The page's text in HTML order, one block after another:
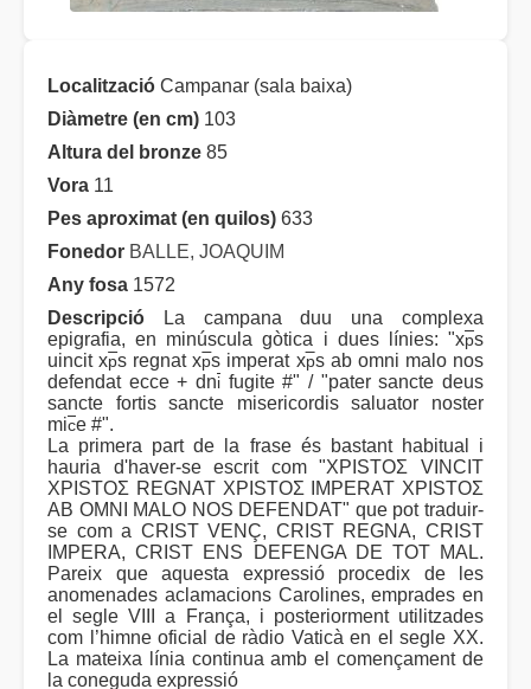
Localització Campanar (sala baixa)
Diàmetre (en cm) 103
Altura del bronze 85
Vora 11
Pes aproximat (en quilos) 633
Fonedor BALLE, JOAQUIM
Any fosa 1572
Descripció La campana duu una complexa
epigrafia, en minúscula gòtica i dues línies: "xps
uincit xps regnat xps imperat xps ab omni malo nos
defendat ecce + dni fugite #" / "pater sancte deus
sancte fortis sancte misericordis saluator noster
mice #".
La primera part de la frase és bastant habitual i
hauria d'haver-se escrit com "XPISTOΣ VINCIT
XPISTOΣ REGNAT XPISTOΣ IMPERAT XPISTOΣ
AB OMNI MALO NOS DEFENDAT" que pot traduir-
se com a CRIST VENÇ, CRIST REGNA, CRIST
IMPERA, CRIST ENS DEFENGA DE TOT MAL.
Pareix que aquesta expressió procedix de les
anomenades aclamacions Carolines, emprades en
el segle VIII a França, i posteriorment utilitzades
com l’himne oficial de ràdio Vaticà en el segle XX.
La mateixa línia continua amb el començament de
la coneguda expressió